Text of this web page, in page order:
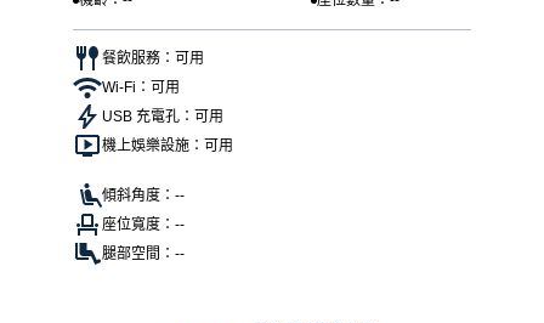
餐飲服務：可用
Wi-Fi：可用
USB 充電孔：可用
機上娛樂設施：可用
傾斜角度：--
座位寬度：--
腿部空間：--